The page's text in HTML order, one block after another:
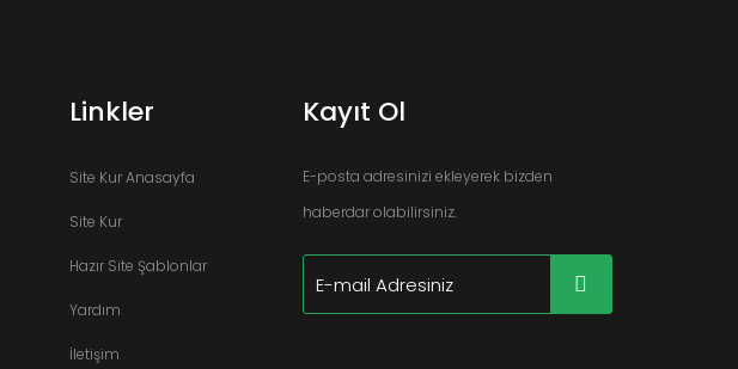
Linkler
Site Kur Anasayfa
Site Kur
Hazır Site Şablonlar
Yardım
İletişim
Kayıt Ol
E-posta adresinizi ekleyerek bizden
haberdar olabilirsiniz.